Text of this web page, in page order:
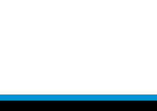
Footer